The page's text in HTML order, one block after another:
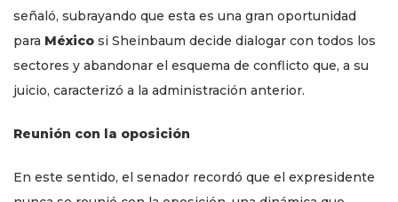
señaló, subrayando que esta es una gran oportunidad
para México si Sheinbaum decide dialogar con todos los
sectores y abandonar el esquema de conflicto que, a su
juicio, caracterizó a la administración anterior.
Reunión con la oposición
En este sentido, el senador recordó que el expresidente